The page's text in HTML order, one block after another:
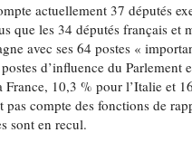
actuellement 37 députés
que les 34 députés français et
avec ses 64 postes «
d’influence du Parlement
10,3 % pour l’Italie et
pas compte des fonctions de
sont en recul.